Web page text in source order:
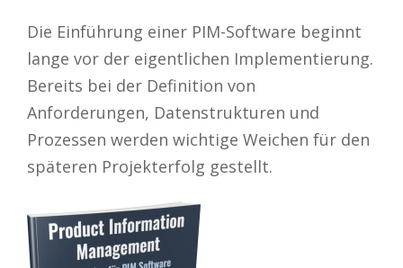
Die Einführung einer PIM-Software beginnt
lange vor der eigentlichen Implementierung.
Bereits bei der Definition von
Anforderungen, Datenstrukturen und
Prozessen werden wichtige Weichen für den
späteren Projekterfolg gestellt.